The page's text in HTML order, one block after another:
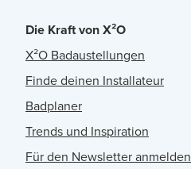
Die Kraft von X²O
X²O Badaustellungen
Finde deinen Installateur
Badplaner
Trends und Inspiration
Für den Newsletter anmelden